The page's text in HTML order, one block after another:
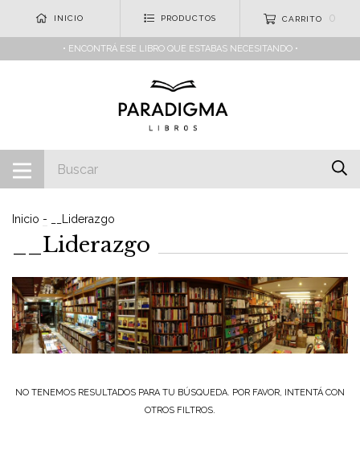
INICIO PRODUCTOS CARRITO 0
• ENCONTRÁ ESE LIBRO QUE ESTABAS NECESITANDO •
Inicio - __Liderazgo
__Liderazgo
NO TENEMOS RESULTADOS PARA TU BÚSQUEDA. POR FAVOR, INTENTÁ CON
OTROS FILTROS.